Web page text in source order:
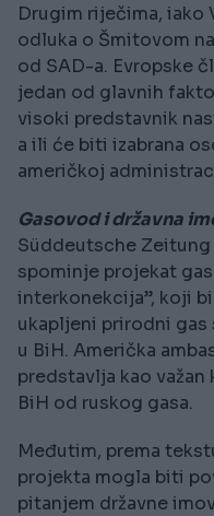
Drugim riječima, iako
odluka o Šmitovom
od SAD-a. Evropske
jedan od glavnih
visoki predstavnik
a ili će biti izabrana
američkoj
Gasovod i državna
Süddeutsche
spominje projekat
interkonekcija”, koji
ukapljeni prirodni gas
u BiH. Američka
predstavlja kao
BiH od ruskog gasa.
Međutim, prema
projekta mogla biti
pitanjem državne